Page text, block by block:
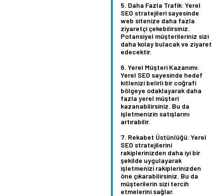
Daha Fazla Trafik: Yerel
SEO stratejileri sayesinde
web sitenize daha fazla
ziyaretçi çekebilirsiniz.
Potansiyel müşterileriniz sizi
daha kolay bulacak ve ziyaret
edecektir.
Yerel Müşteri Kazanımı:
Yerel SEO sayesinde hedef
kitlenizi belirli bir coğrafi
bölgeye odaklayarak daha
fazla yerel müşteri
kazanabilirsiniz. Bu da
işletmenizin satışlarını
artırabilir.
Rekabet Üstünlüğü: Yerel
SEO stratejilerini
rakiplerinizden daha iyi bir
şekilde uygulayarak
işletmenizi rakiplerinizden
öne çıkarabilirsiniz. Bu da
müşterilerin sizi tercih
etmelerini sağlar.